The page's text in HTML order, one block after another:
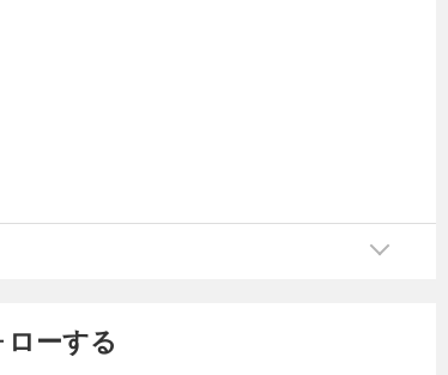
ーする